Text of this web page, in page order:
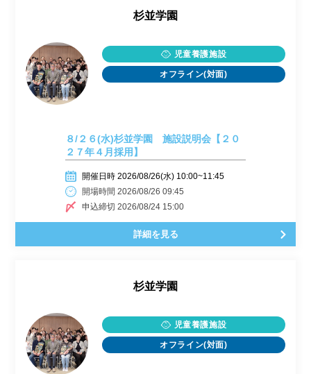
杉並学園
児童養護施設
オフライン(対面)
８/２６(水)杉並学園 施設説明会【２０
２７年４月採用】
開催日時 2026/08/26(水) 10:00~11:45
開場時間 2026/08/26 09:45
申込締切 2026/08/24 15:00
詳細を見る
杉並学園
児童養護施設
オフライン(対面)